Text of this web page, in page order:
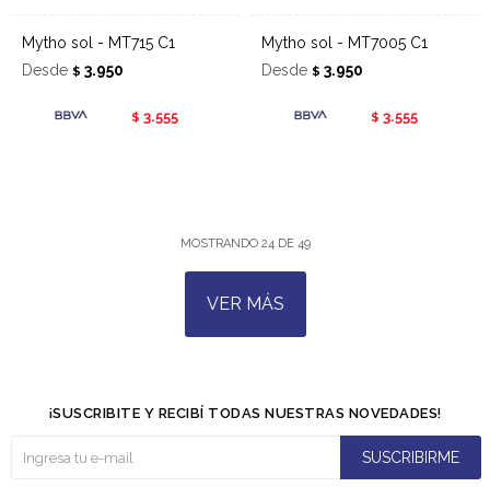
Mytho sol - MT715 C1
Desde $ 3.950
$ 3.555
Mytho sol - MT7005 C1
Desde $ 3.950
$ 3.555
MOSTRANDO 24DE 49
VER MÁS
¡SUSCRIBITE Y RECIBÍ TODAS NUESTRAS NOVEDADES!
SUSCRIBIRME